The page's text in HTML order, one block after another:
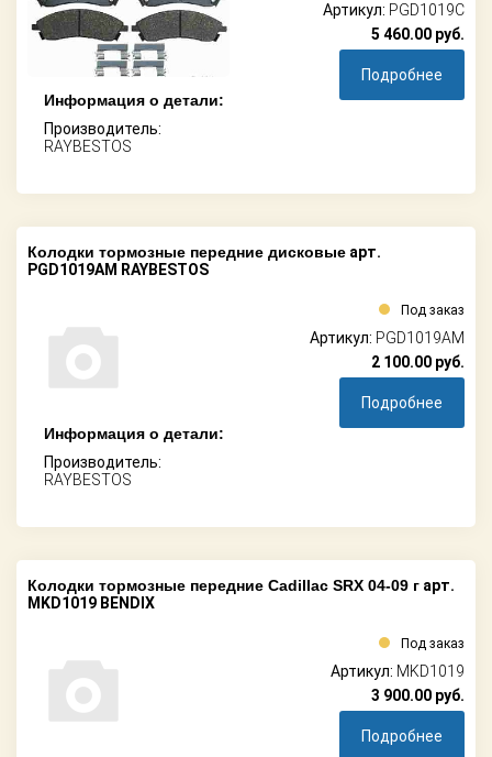
Информация о детали:
Производитель:
RAYBESTOS
Артикул: PGD1019C
5 460.00 руб.
Подробнее
Колодки тормозные передние дисковые арт.
PGD1019AM RAYBESTOS
Информация о детали:
Производитель:
RAYBESTOS
Под заказ
Артикул: PGD1019AM
2 100.00 руб.
Подробнее
Колодки тормозные передние Cadillac SRX 04-09 г арт.
MKD1019 BENDIX
Под заказ
Артикул: MKD1019
3 900.00 руб.
Подробнее